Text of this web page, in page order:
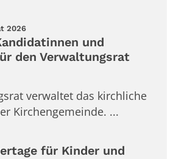
2026:
und
den Verwaltungsrat
verwaltet das kirchliche
Kirchengemeinde. ...
für Kinder und